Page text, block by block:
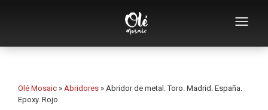
Empresa
Olé Mosaic » Abridores » Abridor de metal. Toro. Madrid. España.
Epoxy. Rojo